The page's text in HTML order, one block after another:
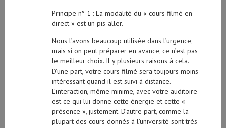
Principe n° 1 : La modalité du « cours filmé en
direct » est un pis-aller.
Nous l’avons beaucoup utilisée dans l’urgence,
mais si on peut préparer en avance, ce n’est pas
le meilleur choix. Il y plusieurs raisons à cela.
D’une part, votre cours filmé sera toujours moins
intéressant quand il est suivi à distance.
L’interaction, même minime, avec votre auditoire
est ce qui lui donne cette énergie et cette «
présence », justement. D’autre part, comme la
plupart des cours donnés à l’université sont très